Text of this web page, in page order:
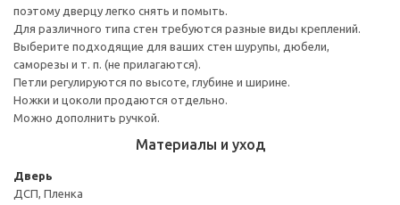
поэтому дверцу легко снять и помыть.
Для различного типа стен требуются разные виды креплений.
Выберите подходящие для ваших стен шурупы, дюбели,
саморезы и т. п. (не прилагаются).
Петли регулируются по высоте, глубине и ширине.
Ножки и цоколи продаются отдельно.
Можно дополнить ручкой.
Материалы и уход
Дверь
ДСП, Пленка